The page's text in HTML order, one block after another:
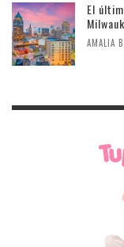
El
AMALIA